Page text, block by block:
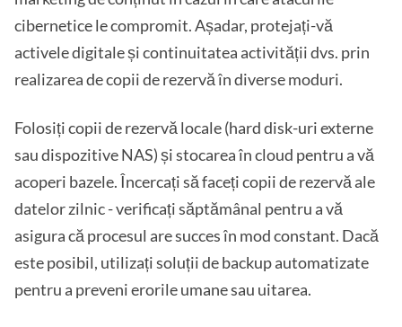
cibernetice le compromit. Așadar, protejați-vă
activele digitale și continuitatea activității dvs. prin
realizarea de copii de rezervă în diverse moduri.
Folosiți copii de rezervă locale (hard disk-uri externe
sau dispozitive NAS) și stocarea în cloud pentru a vă
acoperi bazele. Încercați să faceți copii de rezervă ale
datelor zilnic - verificați săptămânal pentru a vă
asigura că procesul are succes în mod constant. Dacă
este posibil, utilizați soluții de backup automatizate
pentru a preveni erorile umane sau uitarea.